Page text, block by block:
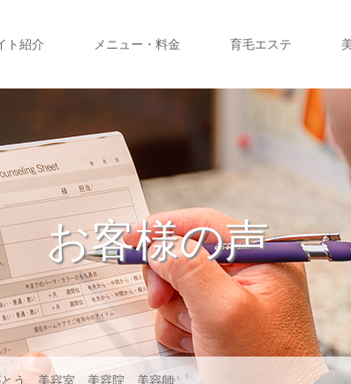
ト紹介 メニュー・料金 育毛エステ
お客様の声
う、美容室、美容院、美容師、